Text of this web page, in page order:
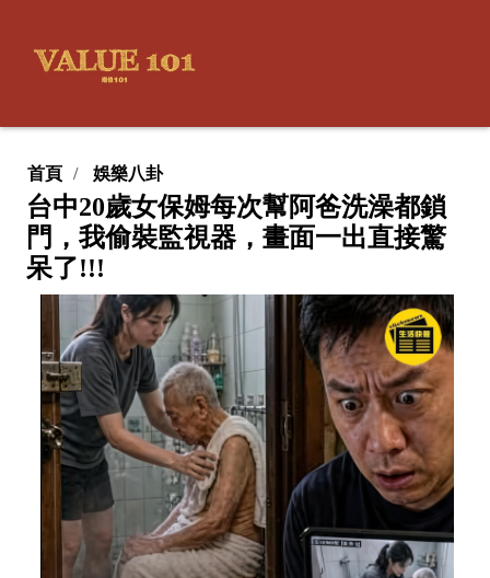
首頁 娛樂八卦
台中20歲女保姆每次幫阿爸洗澡都鎖
門，我偷裝監視器，畫面一出直接驚
呆了!!!